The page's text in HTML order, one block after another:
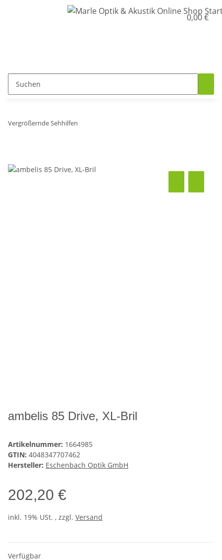
0,00 €
Vergrößernde Sehhilfen
ambelis 85 Drive, XL-Bril
Artikelnummer: 1664985
GTIN: 4048347707462
Hersteller: Eschenbach Optik GmbH
202,20 €
inkl. 19% USt. , zzgl. Versand
Verfügbar